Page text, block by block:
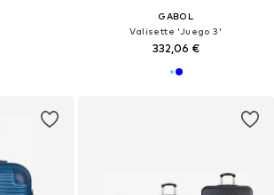
GABOL
Valisette 'Juego 3'
332,06 €